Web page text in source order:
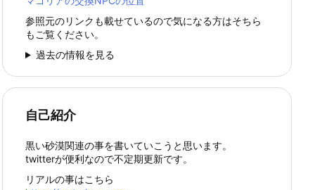
参照元のリンクも載せているので気になる方はそちら
もご覧ください。
過去の情報を見る
自己紹介
黒い砂漠関連の事を書いていこうと思います。
twitterが便利なので不定期更新です。
リアルの事はこちら